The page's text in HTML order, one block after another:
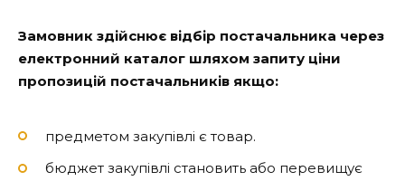
Замовник здійснює відбір постачальника через
електронний каталог шляхом запиту ціни
пропозицій постачальників якщо:
предметом закупівлі є товар.
бюджет закупівлі становить або перевищує